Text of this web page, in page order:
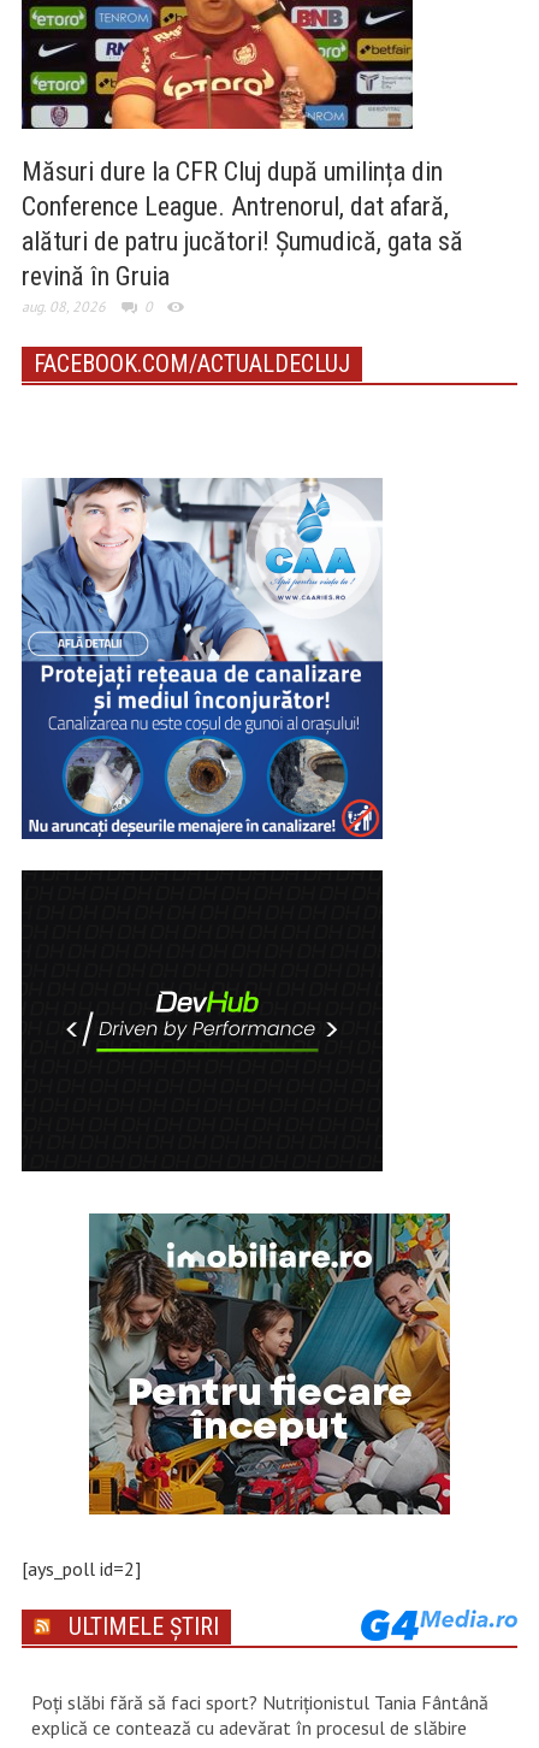
Măsuri dure la CFR Cluj după umilința din
Conference League. Antrenorul, dat afară,
alături de patru jucători! Șumudică, gata să
revină în Gruia
aug. 08, 2026 0
FACEBOOK.COM/ACTUALDECLUJ
[ays_poll id=2]
ULTIMELE ȘTIRI
Poți slăbi fără să faci sport? Nutriționistul Tania Fântână
explică ce contează cu adevărat în procesul de slăbire